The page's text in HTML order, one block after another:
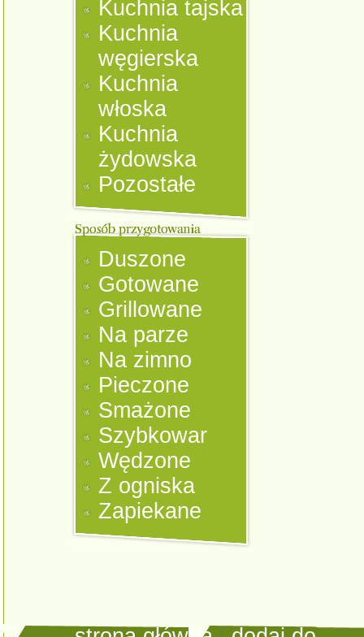
Kuchnia tajska
Kuchnia
węgierska
Kuchnia
włoska
Kuchnia
żydowska
Pozostałe
Duszone
Gotowane
Grillowane
Na parze
Na zimno
Pieczone
Smażone
Szybkowar
Wędzone
Z ogniska
Zapiekane